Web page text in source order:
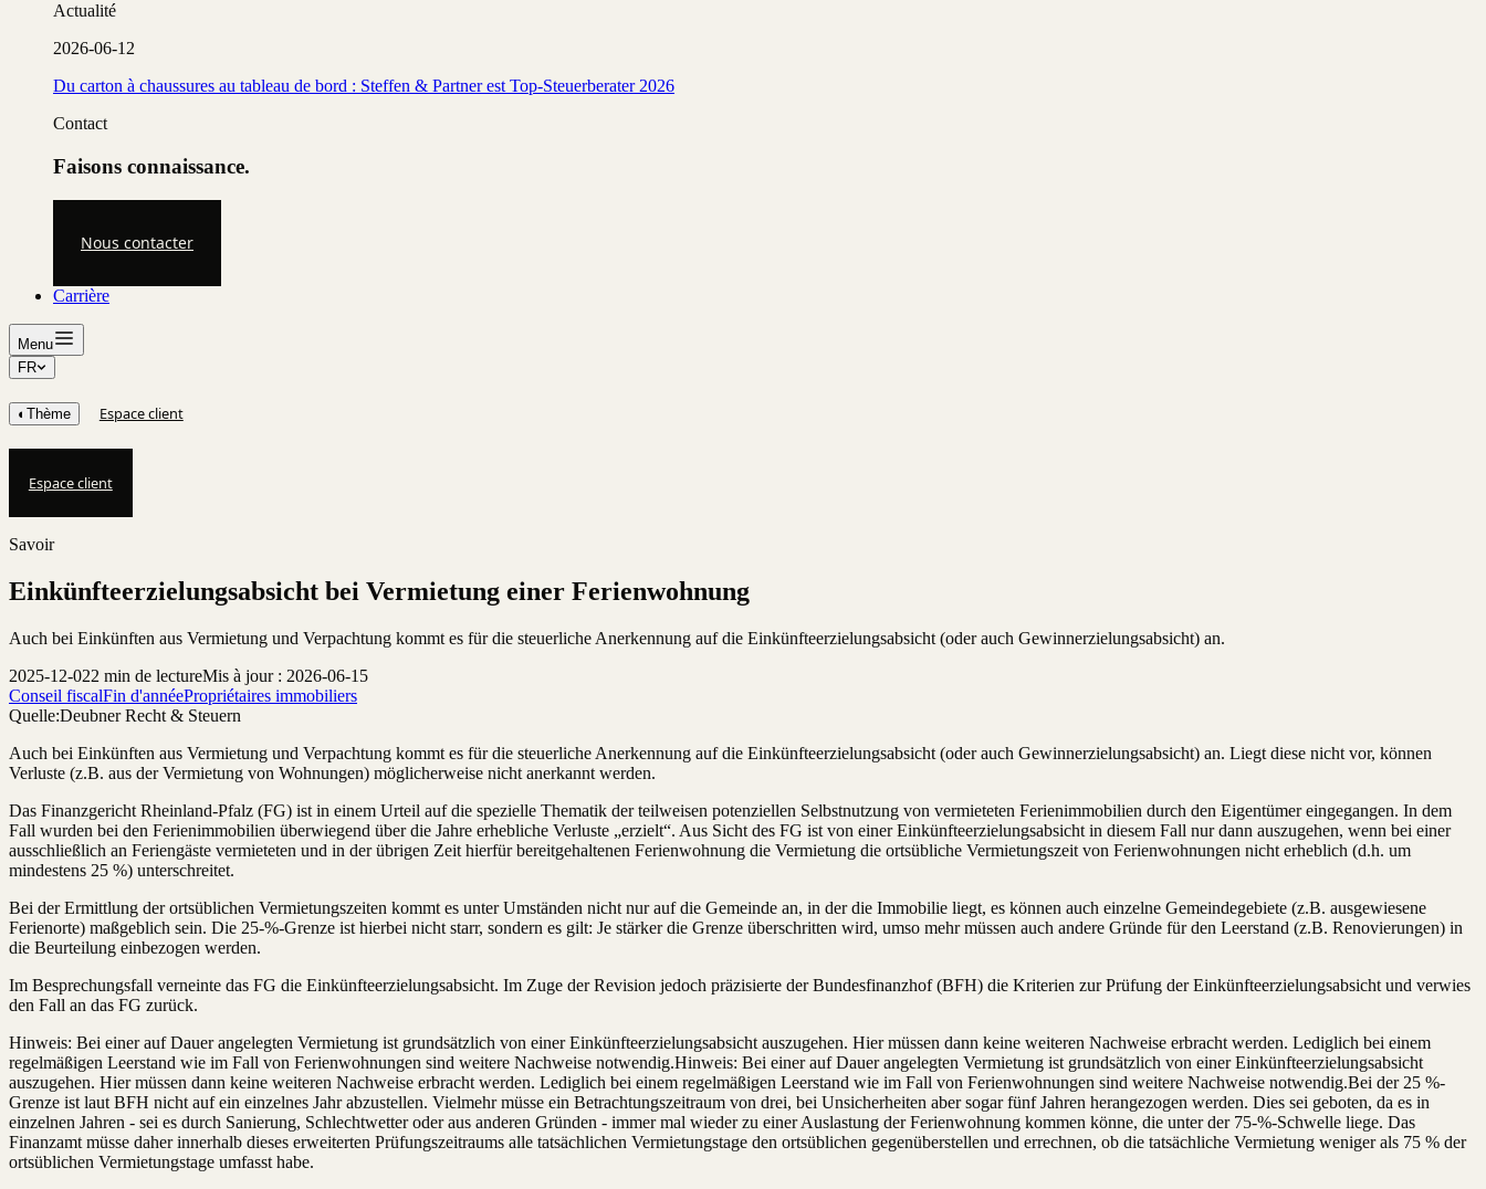
Actualité
2026-06-12
Du carton à chaussures au tableau de bord : Steffen & Partner est Top-Steuerberater 2026
Contact
Faisons connaissance.
Nous contacter
Carrière
Menu
FR
◐ Thème Espace client
Espace client
Savoir
Einkünfteerzielungsabsicht bei Vermietung einer Ferienwohnung
Auch bei Einkünften aus Vermietung und Verpachtung kommt es für die steuerliche Anerkennung auf die Einkünfteerzielungsabsicht (oder auch Gewinnerzielungsabsicht) an.
2025-12-022 min de lectureMis à jour : 2026-06-15
Conseil fiscalFin d'annéePropriétaires immobiliers
Quelle:Deubner Recht & Steuern
Auch bei Einkünften aus Vermietung und Verpachtung kommt es für die steuerliche Anerkennung auf die Einkünfteerzielungsabsicht (oder auch Gewinnerzielungsabsicht) an. Liegt diese nicht vor, können
Verluste (z.B. aus der Vermietung von Wohnungen) möglicherweise nicht anerkannt werden.
Das Finanzgericht Rheinland-Pfalz (FG) ist in einem Urteil auf die spezielle Thematik der teilweisen potenziellen Selbstnutzung von vermieteten Ferienimmobilien durch den Eigentümer eingegangen. In dem
Fall wurden bei den Ferienimmobilien überwiegend über die Jahre erhebliche Verluste „erzielt“. Aus Sicht des FG ist von einer Einkünfteerzielungsabsicht in diesem Fall nur dann auszugehen, wenn bei einer
ausschließlich an Feriengäste vermieteten und in der übrigen Zeit hierfür bereitgehaltenen Ferienwohnung die Vermietung die ortsübliche Vermietungszeit von Ferienwohnungen nicht erheblich (d.h. um
mindestens 25 %) unterschreitet.
Bei der Ermittlung der ortsüblichen Vermietungszeiten kommt es unter Umständen nicht nur auf die Gemeinde an, in der die Immobilie liegt, es können auch einzelne Gemeindegebiete (z.B. ausgewiesene
Ferienorte) maßgeblich sein. Die 25-%-Grenze ist hierbei nicht starr, sondern es gilt: Je stärker die Grenze überschritten wird, umso mehr müssen auch andere Gründe für den Leerstand (z.B. Renovierungen) in
die Beurteilung einbezogen werden.
Im Besprechungsfall verneinte das FG die Einkünfteerzielungsabsicht. Im Zuge der Revision jedoch präzisierte der Bundesfinanzhof (BFH) die Kriterien zur Prüfung der Einkünfteerzielungsabsicht und verwies
den Fall an das FG zurück.
Hinweis: Bei einer auf Dauer angelegten Vermietung ist grundsätzlich von einer Einkünfteerzielungsabsicht auszugehen. Hier müssen dann keine weiteren Nachweise erbracht werden. Lediglich bei einem
regelmäßigen Leerstand wie im Fall von Ferienwohnungen sind weitere Nachweise notwendig.Hinweis: Bei einer auf Dauer angelegten Vermietung ist grundsätzlich von einer Einkünfteerzielungsabsicht
auszugehen. Hier müssen dann keine weiteren Nachweise erbracht werden. Lediglich bei einem regelmäßigen Leerstand wie im Fall von Ferienwohnungen sind weitere Nachweise notwendig.Bei der 25 %-
Grenze ist laut BFH nicht auf ein einzelnes Jahr abzustellen. Vielmehr müsse ein Betrachtungszeitraum von drei, bei Unsicherheiten aber sogar fünf Jahren herangezogen werden. Dies sei geboten, da es in
einzelnen Jahren - sei es durch Sanierung, Schlechtwetter oder aus anderen Gründen - immer mal wieder zu einer Auslastung der Ferienwohnung kommen könne, die unter der 75-%-Schwelle liege. Das
Finanzamt müsse daher innerhalb dieses erweiterten Prüfungszeitraums alle tatsächlichen Vermietungstage den ortsüblichen gegenüberstellen und errechnen, ob die tatsächliche Vermietung weniger als 75 % der
ortsüblichen Vermietungstage umfasst habe.